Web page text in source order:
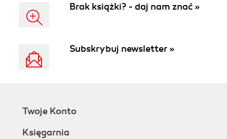
Brak książki? - daj nam znać »
Subskrybuj newsletter »
Twoje Konto
Księgarnia